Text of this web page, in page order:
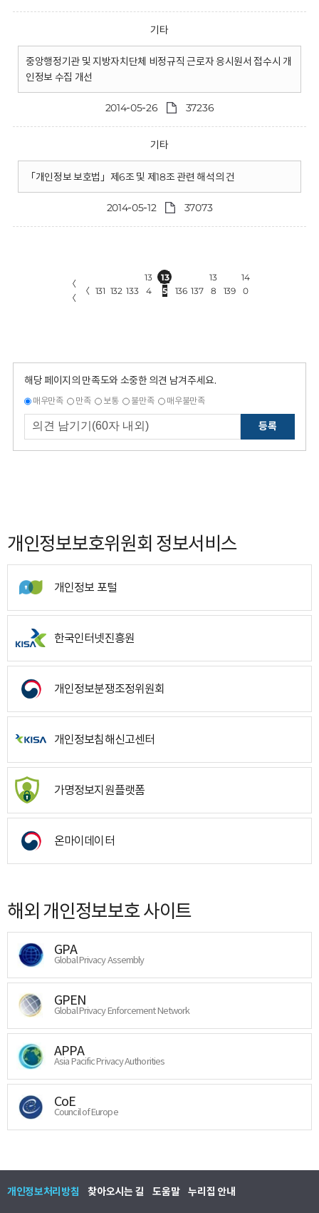
기타
중앙행정기관 및 지방자치단체 비정규직 근로자 응시원서 접수시 개
인정보 수집 개선
2014-05-26 37236
기타
「개인정보 보호법」제6조 및 제18조 관련 해석의 건
2014-05-12 37073
〈
〈
〈 131 132 133
13
4
13
5
136 137
13
8
139
14
0
해당 페이지의 만족도와 소중한 의견 남겨주세요.
매우만족 만족 보통 불만족 매우불만족
등록
개인정보보호위원회 정보서비스
개인정보 포털
한국인터넷진흥원
개인정보분쟁조정위원회
개인정보침해신고센터
가명정보지원플랫폼
온마이데이터
해외 개인정보보호 사이트
GPA
Global Privacy Assembly
GPEN
Global Privacy Enforcement Network
APPA
Asia Pacific Privacy Authorities
CoE
Council of Europe
개인정보처리방침 찾아오시는 길 도움말 누리집 안내